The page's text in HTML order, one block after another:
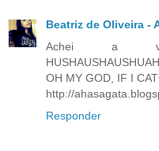
Beatriz de Oliveira -
Achei a
OH MY GOD, IF I
http://
Responder